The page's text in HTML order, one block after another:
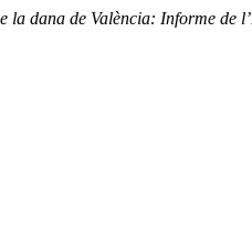
la dana de València: Informe de